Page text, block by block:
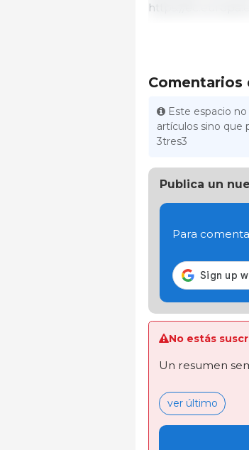
https://
Este espacio
artículos sino que
3tres3
Publica un
Para
No estás
Un resumen
ver último